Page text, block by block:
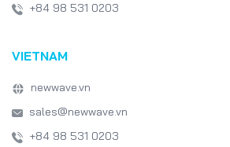
+84 98 531 0203
VIETNAM
newwave.vn
sales@newwave.vn
+84 98 531 0203